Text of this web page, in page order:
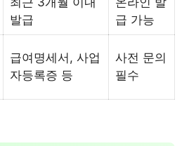
발급
급 가능
급여명세서, 사업
자등록증 등
사전 문의
필수